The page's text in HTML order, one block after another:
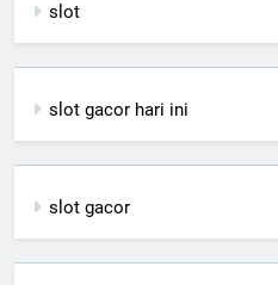
slot
slot gacor hari ini
slot gacor